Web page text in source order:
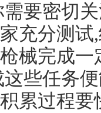
要密切
充分测
械完成
这些任务
累过程要